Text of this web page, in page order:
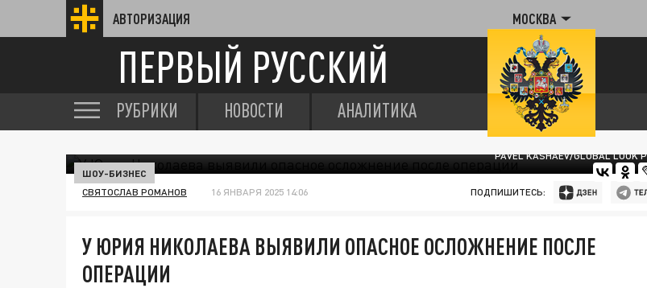
АВТОРИЗАЦИЯ МОСКВА
ПЕРВЫЙ РУССКИЙ
РУБРИКИ НОВОСТИ АНАЛИТИКА
PAVEL KASHAEV/GLOBAL LOOK
ШОУ-БИЗНЕС
СВЯТОСЛАВ РОМАНОВ 16 ЯНВАРЯ 2025 14:06 ПОДПИШИТЕСЬ:
У ЮРИЯ НИКОЛАЕВА ВЫЯВИЛИ ОПАСНОЕ ОСЛОЖНЕНИЕ ПОСЛЕ
ОПЕРАЦИИ